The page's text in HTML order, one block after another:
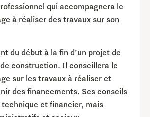
qui accompagnera le
à réaliser des travaux sur son
du début à la fin d’un projet de
construction. Il conseillera le
sur les travaux à réaliser et
des financements. Ses conseils
technique et financier, mais